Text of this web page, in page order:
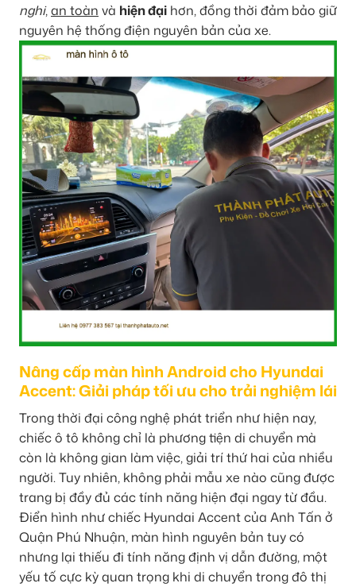
nghi,an toàn và hiện đại hơn, đồng thời đảm bảo giữ
nguyên hệ thống điện nguyên bản của xe.
Nâng cấp màn hình Android cho Hyundai
Accent: Giải pháp tối ưu cho trải nghiệm lái
Trong thời đại công nghệ phát triển như hiện nay,
chiếc ô tô không chỉ là phương tiện di chuyển mà
còn là không gian làm việc, giải trí thứ hai của nhiều
người. Tuy nhiên, không phải mẫu xe nào cũng được
trang bị đầy đủ các tính năng hiện đại ngay từ đầu.
Điển hình như chiếc Hyundai Accent của Anh Tấn ở
Quận Phú Nhuận, màn hình nguyên bản tuy có
nhưng lại thiếu đi tính năng định vị dẫn đường, một
yếu tố cực kỳ quan trọng khi di chuyển trong đô thị